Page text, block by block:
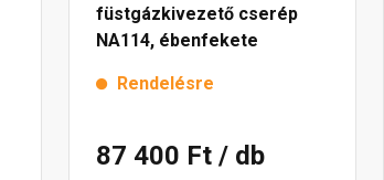
füstgázkivezető cserép
NA114, ébenfekete
Rendelésre
87 400 Ft / db